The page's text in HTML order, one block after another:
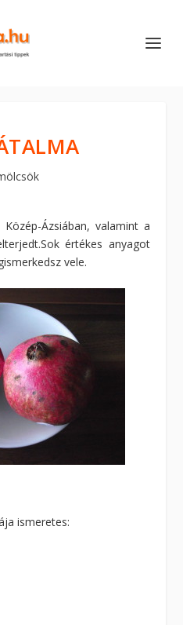
Ázsiában, valamint a
értékes anyagot
vele.
ismeretes: